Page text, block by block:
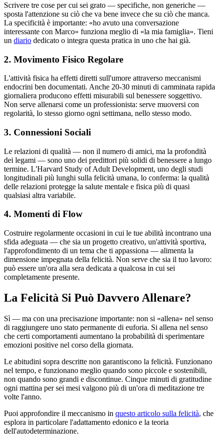
Scrivere tre cose per cui sei grato — specifiche, non generiche —
sposta l'attenzione su ciò che va bene invece che su ciò che manca.
La specificità è importante: «ho avuto una conversazione
interessante con Marco» funziona meglio di «la mia famiglia». Tieni
un diario dedicato o integra questa pratica in uno che hai già.
2. Movimento Fisico Regolare
L'attività fisica ha effetti diretti sull'umore attraverso meccanismi
endocrini ben documentati. Anche 20-30 minuti di camminata rapida
giornaliera producono effetti misurabili sul benessere soggettivo.
Non serve allenarsi come un professionista: serve muoversi con
regolarità, lo stesso giorno ogni settimana, nello stesso modo.
3. Connessioni Sociali
Le relazioni di qualità — non il numero di amici, ma la profondità
dei legami — sono uno dei predittori più solidi di benessere a lungo
termine. L'Harvard Study of Adult Development, uno degli studi
longitudinali più lunghi sulla felicità umana, lo conferma: la qualità
delle relazioni protegge la salute mentale e fisica più di quasi
qualsiasi altra variabile.
4. Momenti di Flow
Costruire regolarmente occasioni in cui le tue abilità incontrano una
sfida adeguata — che sia un progetto creativo, un'attività sportiva,
l'approfondimento di un tema che ti appassiona — alimenta la
dimensione impegnata della felicità. Non serve che sia il tuo lavoro:
può essere un'ora alla sera dedicata a qualcosa in cui sei
completamente presente.
La Felicità Si Può Davvero Allenare?
Sì — ma con una precisazione importante: non si «allena» nel senso
di raggiungere uno stato permanente di euforia. Si allena nel senso
che certi comportamenti aumentano la probabilità di sperimentare
emozioni positive nel corso della giornata.
Le abitudini sopra descritte non garantiscono la felicità. Funzionano
nel tempo, e funzionano meglio quando sono piccole e sostenibili,
non quando sono grandi e discontinue. Cinque minuti di gratitudine
ogni mattina per sei mesi valgono più di un'ora di meditazione tre
volte l'anno.
Puoi approfondire il meccanismo in questo articolo sulla felicità, che
esplora in particolare l'adattamento edonico e la teoria
dell'autodeterminazione.